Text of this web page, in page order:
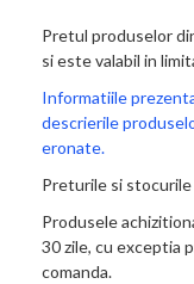
Pretul produselor
si este valabil in
Informatiile
descrierile
eronate.
Preturile si
Produsele
30 zile, cu exceptia
comanda.